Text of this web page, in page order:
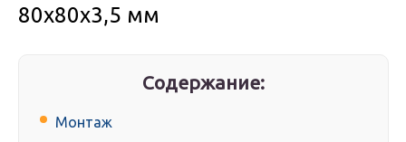
80х80х3,5 мм
Содержание:
Монтаж